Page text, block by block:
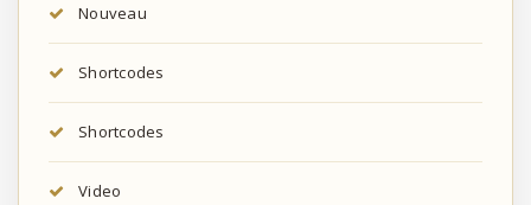
Nouveau
Shortcodes
Shortcodes
Video